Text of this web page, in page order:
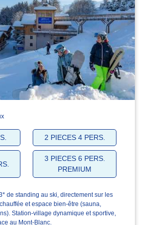
2 PIECES 4 PERS.
3 PIECES 6 PERS.
PREMIUM
de standing au ski, directement sur les
et espace bien-être (sauna,
Station-village dynamique et sportive,
au Mont-Blanc.